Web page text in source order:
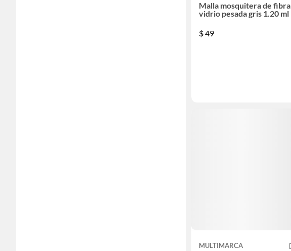
Malla mosquitera de fibra
vidrio pesada gris 1.20 ml
$49
MULTIMARCA